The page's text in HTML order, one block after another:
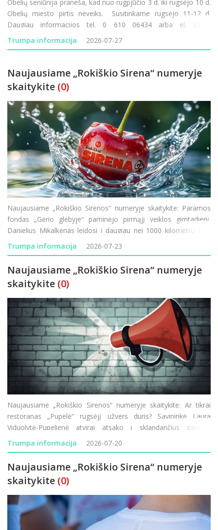
Obelių seniūnija praneša, kad nuo rugpjūčio 3 d. iki rugsėjo 10 d.
Obelių miesto pirtis neveiks. Susitinkame rugsėjo 11-12 d.
Daugiau informacijos tel. 0 610 06434 arba el. paštu
obeliu.seniunija@rokiskis.lt
Trumpa informacija 2026-07-27
Naujausiame „Rokiškio Sirena“ numeryje
skaitykite (0)
Naujausiame „Rokiškio Sirenos“ numeryje skaitykite: Paramos
fondas „Gėrio glėbyje“ paminėjo pirmąjį veiklos gimtadienį.
Danielius Mikalkėnas leidosi į daugiau nei 1000 kilometrų žygį
pėsčiomis aplink Lietuvą. Prasideda Rokiškio ligoninės
modernizacija &ndas
Trumpa informacija 2026-07-23
Naujausiame „Rokiškio Sirena“ numeryje
skaitykite (0)
Naujausiame „Rokiškio Sirenos“ numeryje skaitykite: Ar tikrai
restoranas „Pupelė“ rugsėjį užvers duris? Savininkė Laura
Viduolytė-Pupelienė atvirai atsako į sklandančius gandus.
Lietuvos–Latvijos pasienyje vėl vykdomi visą parą trunkantys
transporto patikrini
Trumpa informacija 2026-07-20
Naujausiame „Rokiškio Sirena“ numeryje
skaitykite (0)